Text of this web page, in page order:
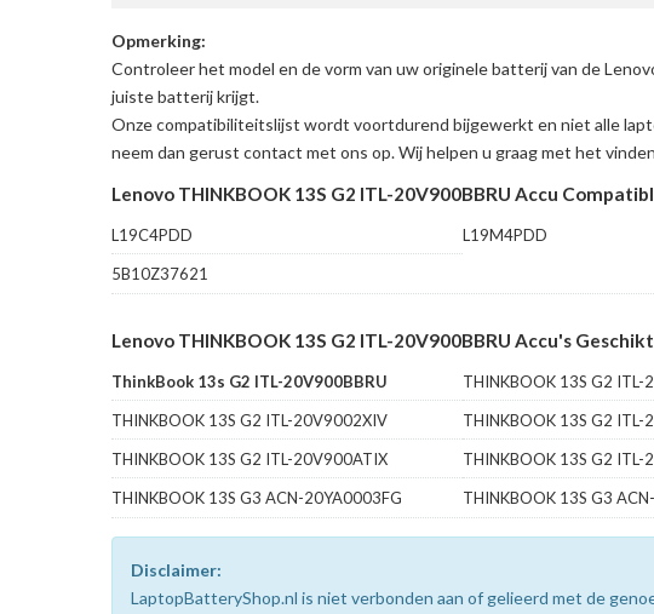
Opmerking:
Controleer het model en de vorm van uw originele batterij van de
juiste batterij krijgt.
Onze compatibiliteitslijst wordt voortdurend bijgewerkt en niet alle
neem dan gerust contact met ons op. Wij helpen u graag met het
Lenovo THINKBOOK 13S G2 ITL-20V900BBRU Accu
L19C4PDD L19M4PDD
5B10Z37621
Lenovo THINKBOOK 13S G2 ITL-20V900BBRU Accu's
ThinkBook 13s G2 ITL-20V900BBRU THINKBOOK 13S G2 ITL-
THINKBOOK 13S G2 ITL-20V9002XIV
THINKBOOK 13S G2
THINKBOOK 13S G2 ITL-20V900ATIX
THINKBOOK 13S G2 ITL-
THINKBOOK 13S G3 ACN-20YA0003FG
THINKBOOK 13S G3
Disclaimer:
LaptopBatteryShop.nl is niet verbonden aan of gelieerd met de